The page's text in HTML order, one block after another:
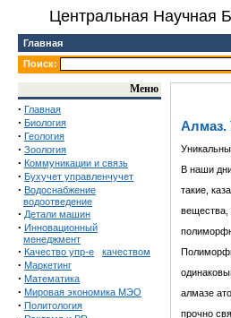
Центральная Научная
Главная
Поиск:
Меню
· Главная
· Биология
· Геология
· Зоология
· Коммуникации и связь
· Бухучет управленчучет
· Водоснабжение
водоотведение
· Детали машин
· Инновационный
менеджмент
· Качество упр-е качеством
· Маркетинг
· Математика
· Мировая экономика МЭО
· Политология
Алмаз.
В наши
такие,
вещества,
алмазе
прочно